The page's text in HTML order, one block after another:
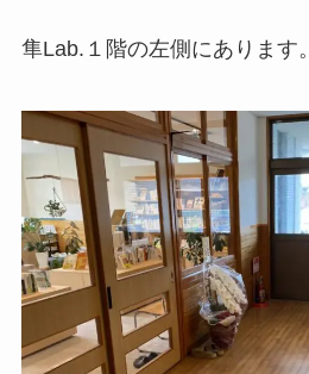
隼Lab.１階の左側にあります。